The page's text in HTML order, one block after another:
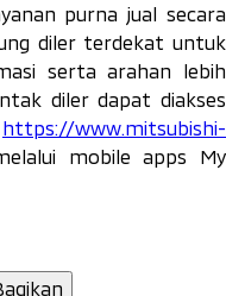
purna jual secara
diler terdekat untuk
serta arahan lebih
diler dapat diakses
https://www.mitsubishi-
mobile apps My